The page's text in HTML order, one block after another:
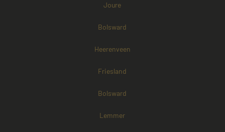
Joure
Bolsward
Heerenveen
Friesland
Bolsward
Lemmer